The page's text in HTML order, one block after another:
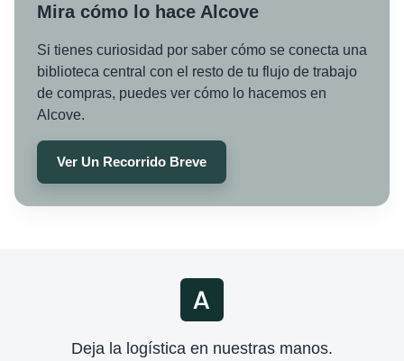
Mira cómo lo hace Alcove
Si tienes curiosidad por saber cómo se conecta una
biblioteca central con el resto de tu flujo de trabajo
de compras, puedes ver cómo lo hacemos en
Alcove.
Ver Un Recorrido Breve
Deja la logística en nuestras manos.